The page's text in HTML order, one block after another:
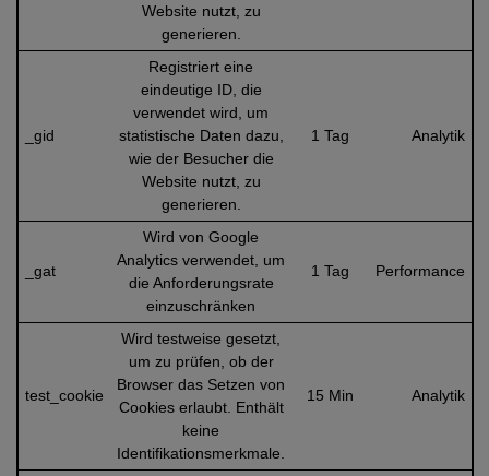
Website nutzt, zu
generieren.
_gid
Registriert eine
eindeutige ID, die
verwendet wird, um
statistische Daten dazu,
wie der Besucher die
Website nutzt, zu
generieren.
1 Tag Analytik
_gat
Wird von Google
Analytics verwendet, um
die Anforderungsrate
einzuschränken
1 Tag Performance
test_cookie
Wird testweise gesetzt,
um zu prüfen, ob der
Browser das Setzen von
Cookies erlaubt. Enthält
keine
Identifikationsmerkmale.
15 Min Analytik